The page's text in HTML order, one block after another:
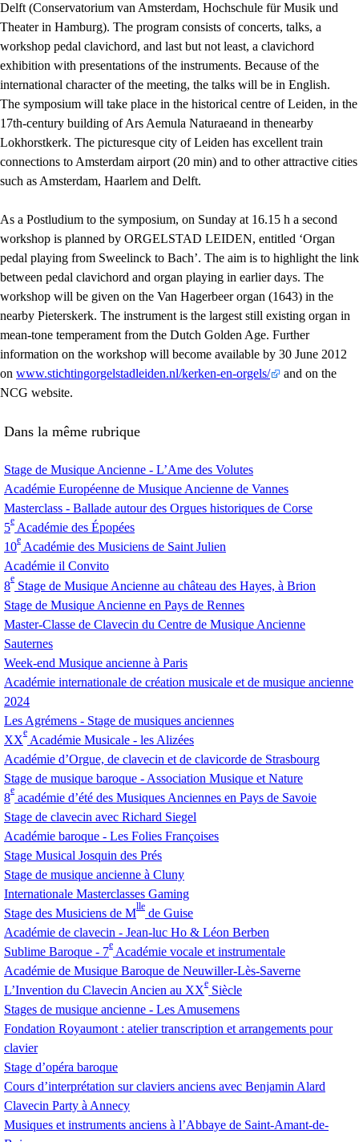
Delft (Conservatorium van Amsterdam, Hochschule für Musik und
Theater in Hamburg). The program consists of concerts, talks, a
workshop pedal clavichord, and last but not least, a clavichord
exhibition with presentations of the instruments. Because of the
international character of the meeting, the talks will be in English.
The symposium will take place in the historical centre of Leiden, in the
17th-century building of Ars Aemula Naturaeand in thenearby
Lokhorstkerk. The picturesque city of Leiden has excellent train
connections to Amsterdam airport (20 min) and to other attractive cities
such as Amsterdam, Haarlem and Delft.
As a Postludium to the symposium, on Sunday at 16.15 h a second
workshop is planned by ORGELSTAD LEIDEN, entitled ‘Organ
pedal playing from Sweelinck to Bach’. The aim is to highlight the link
between pedal clavichord and organ playing in earlier days. The
workshop will be given on the Van Hagerbeer organ (1643) in the
nearby Pieterskerk. The instrument is the largest still existing organ in
mean-tone temperament from the Dutch Golden Age. Further
information on the workshop will become available by 30 June 2012
on www.stichtingorgelstadleiden.nl/kerken-en-orgels/
and on the
NCG website.
Dans la même rubrique
Stage de Musique Ancienne - L’Ame des Volutes
Académie Européenne de Musique Ancienne de Vannes
Masterclass - Ballade autour des Orgues historiques de Corse
5
e
Académie des Épopées
10
e
Académie des Musiciens de Saint Julien
Académie il Convito
8
e
Stage de Musique Ancienne au château des Hayes, à Brion
Stage de Musique Ancienne en Pays de Rennes
Master-Classe de Clavecin du Centre de Musique Ancienne
Sauternes
Week-end Musique ancienne à Paris
Académie internationale de création musicale et de musique ancienne
2024
Les Agrémens - Stage de musiques anciennes
XX
e
Académie Musicale - les Alizées
Académie d’Orgue, de clavecin et de clavicorde de Strasbourg
Stage de musique baroque - Association Musique et Nature
8
e
académie d’été des Musiques Anciennes en Pays de Savoie
Stage de clavecin avec Richard Siegel
Académie baroque - Les Folies Françoises
Stage Musical Josquin des Prés
Stage de musique ancienne à Cluny
Internationale Masterclasses Gaming
Stage des Musiciens de M
lle
de Guise
Académie de clavecin - Jean-luc Ho & Léon Berben
Sublime Baroque - 7
e
Académie vocale et instrumentale
Académie de Musique Baroque de Neuwiller-Lès-Saverne
L’Invention du Clavecin Ancien au XX
e
Siècle
Stages de musique ancienne - Les Amusemens
Fondation Royaumont : atelier transcription et arrangements pour
clavier
Stage d’opéra baroque
Cours d’interprétation sur claviers anciens avec Benjamin Alard
Clavecin Party à Annecy
Musiques et instruments anciens à l’Abbaye de Saint-Amant-de-